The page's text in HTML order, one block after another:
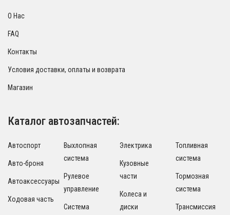
О Нас
FAQ
Контакты
Условия доставки, оплаты и возврата
Магазин
Каталог автозапчастей:
Автоспорт
Авто-броня
Автоаксессуары
Ходовая часть
Выхлопная
система
Рулевое
управление
Система
Электрика
Кузовные
части
Колеса и
диски
Топливная
система
Тормозная
система
Трансмиссия